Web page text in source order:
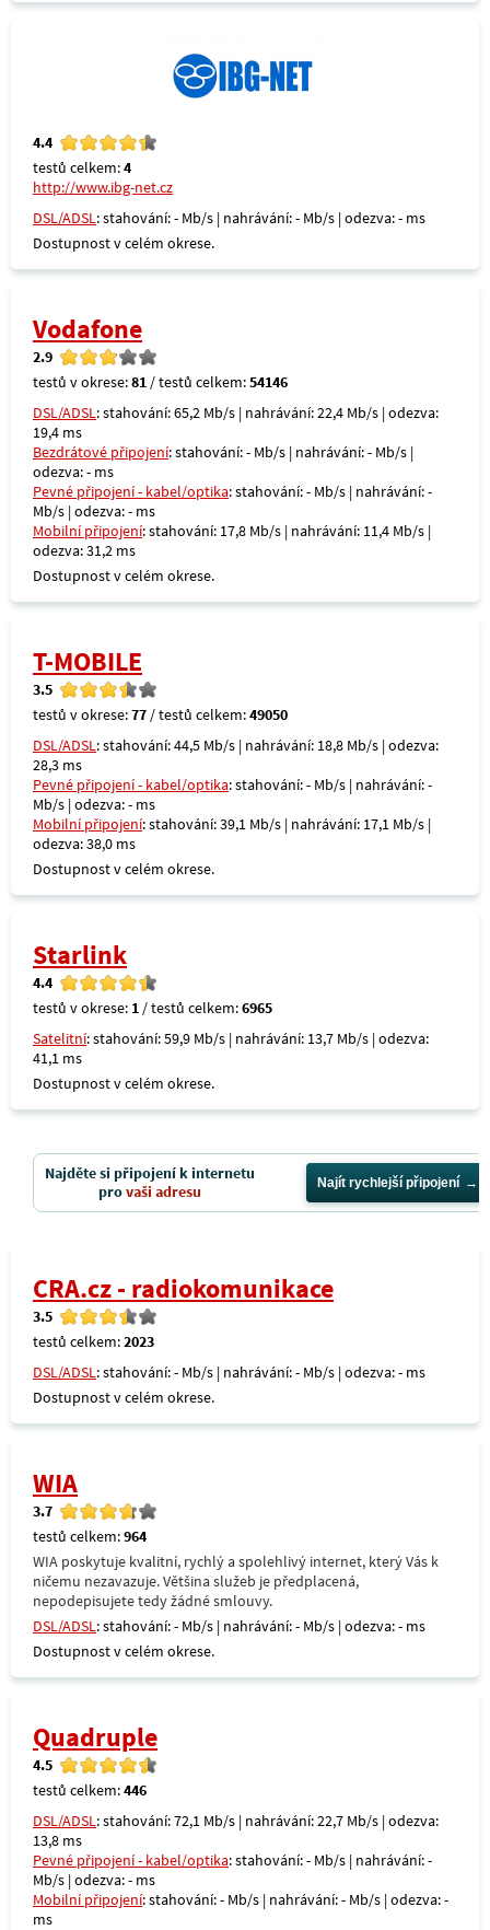
4.4
testů celkem:4
http://www.ibg-net.cz
DSL/ADSL: stahování: - Mb/s | nahrávání: - Mb/s | odezva: - ms
Dostupnost v celém okrese.
Vodafone
2.9
testů v okrese:81 / testů celkem:54146
DSL/ADSL: stahování: 65,2 Mb/s | nahrávání: 22,4 Mb/s | odezva:
19,4 ms
Bezdrátové připojení: stahování: - Mb/s | nahrávání: - Mb/s |
odezva: - ms
Pevné připojení - kabel/optika: stahování: - Mb/s | nahrávání: -
Mb/s | odezva: - ms
Mobilní připojení: stahování: 17,8 Mb/s | nahrávání: 11,4 Mb/s |
odezva: 31,2 ms
Dostupnost v celém okrese.
T-MOBILE
3.5
testů v okrese:77 / testů celkem:49050
DSL/ADSL: stahování: 44,5 Mb/s | nahrávání: 18,8 Mb/s | odezva:
28,3 ms
Pevné připojení - kabel/optika: stahování: - Mb/s | nahrávání: -
Mb/s | odezva: - ms
Mobilní připojení: stahování: 39,1 Mb/s | nahrávání: 17,1 Mb/s |
odezva: 38,0 ms
Dostupnost v celém okrese.
Starlink
4.4
testů v okrese: 1 / testů celkem:6965
Satelitní: stahování: 59,9 Mb/s | nahrávání: 13,7 Mb/s | odezva:
41,1 ms
Dostupnost v celém okrese.
Najděte si připojení k internetu
provaši adresu Najít rychlejší připojení
CRA.cz - radiokomunikace
3.5
testů celkem:2023
DSL/ADSL: stahování: - Mb/s | nahrávání: - Mb/s | odezva: - ms
Dostupnost v celém okrese.
WIA
3.7
testů celkem:964
WIA poskytuje kvalitní, rychlý a spolehlivý internet, který Vás k
ničemu nezavazuje. Většina služeb je předplacená,
nepodepisujete tedy žádné smlouvy.
DSL/ADSL: stahování: - Mb/s | nahrávání: - Mb/s | odezva: - ms
Dostupnost v celém okrese.
Quadruple
4.5
testů celkem:446
DSL/ADSL: stahování: 72,1 Mb/s | nahrávání: 22,7 Mb/s | odezva:
13,8 ms
Pevné připojení - kabel/optika: stahování: - Mb/s | nahrávání: -
Mb/s | odezva: - ms
Mobilní připojení: stahování: - Mb/s | nahrávání: - Mb/s | odezva: -
ms